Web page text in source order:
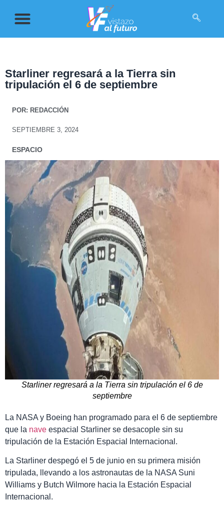
Starliner regresará a la Tierra sin
tripulación el 6 de septiembre
POR: REDACCIÓN
SEPTIEMBRE 3, 2024
ESPACIO
Starliner regresará a la Tierra sin tripulación el 6 de
septiembre
La NASA y Boeing han programado para el 6 de septiembre
que la nave espacial Starliner se desacople sin su
tripulación de la Estación Espacial Internacional.
La Starliner despegó el 5 de junio en su primera misión
tripulada, llevando a los astronautas de la NASA Suni
Williams y Butch Wilmore hacia la Estación Espacial
Internacional.